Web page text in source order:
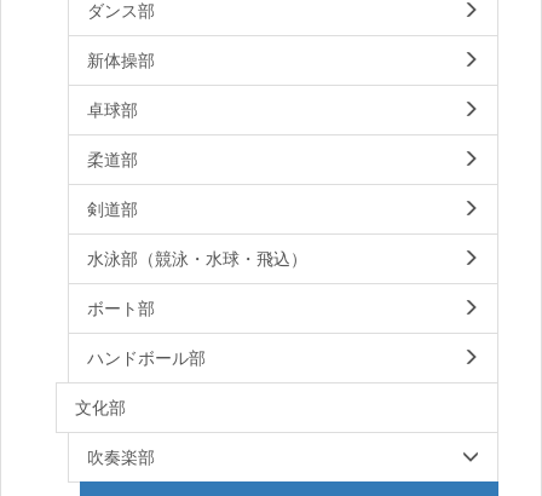
ダンス部
新体操部
卓球部
柔道部
剣道部
水泳部（競泳・水球・飛込）
ボート部
ハンドボール部
文化部
吹奏楽部